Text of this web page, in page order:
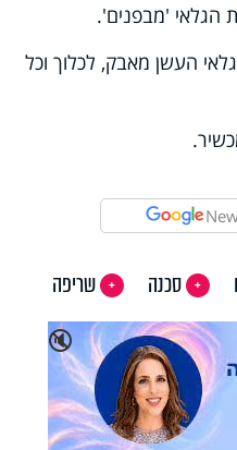
הגלאי 'מבפנים'.
העשן מאבק, לכלוך וכל
סכנה
שריפה
🔇